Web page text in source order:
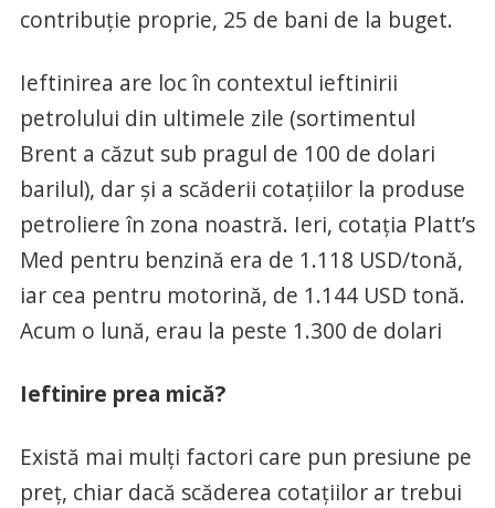
contribuție proprie, 25 de bani de la buget.
Ieftinirea are loc în contextul ieftinirii
petrolului din ultimele zile (sortimentul
Brent a căzut sub pragul de 100 de dolari
barilul), dar și a scăderii cotațiilor la produse
petroliere în zona noastră. Ieri, cotația Platt’s
Med pentru benzină era de 1.118 USD/tonă,
iar cea pentru motorină, de 1.144 USD tonă.
Acum o lună, erau la peste 1.300 de dolari
Ieftinire prea mică?
Există mai mulți factori care pun presiune pe
preț, chiar dacă scăderea cotațiilor ar trebui